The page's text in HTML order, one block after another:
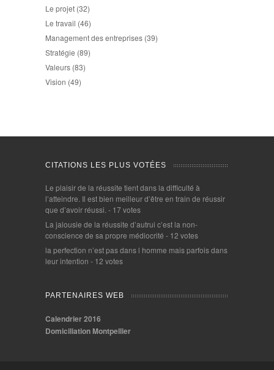
Le projet (32)
Le travail (46)
Management des entreprises (39)
Stratégie (89)
Valeurs (83)
Vision (49)
CITATIONS LES PLUS VOTÉES
Le plaisir de la réussite tient dans la difficulté à
l’atteindre. Il est bien meilleur d’être en train de réussir
que d’avoir réussi. - 17 votes
La jalousie de la réussite d’autrui c’est la non-
conscience de sa propre médiocrité - 12 votes
la perfection n’est pas dans l homme mais parfois dans
leur intention - 12 votes
PARTENAIRES WEB
Calendrier 2016
Domiciliation Montpellier